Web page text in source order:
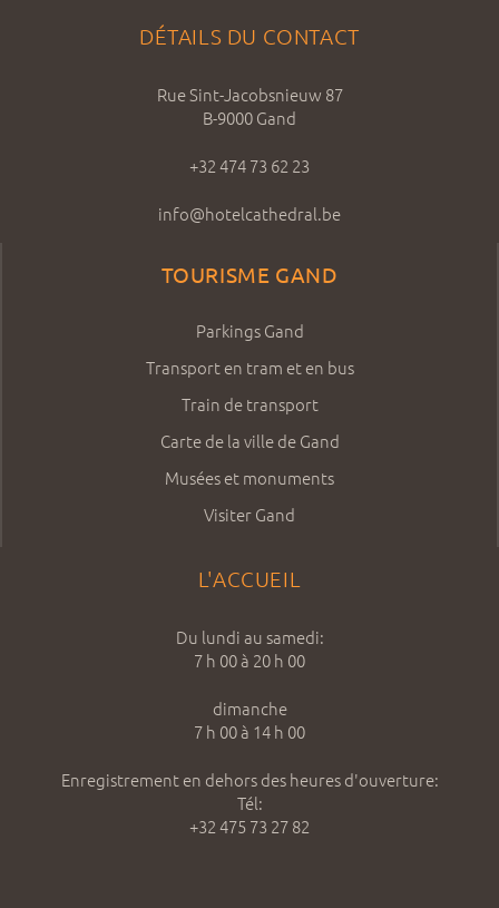
DÉTAILS DU CONTACT
Rue Sint-Jacobsnieuw 87
B-9000 Gand
+32 474 73 62 23
info@hotelcathedral.be
TOURISME GAND
Parkings Gand
Transport en tram et en bus
Train de transport
Carte de la ville de Gand
Musées et monuments
Visiter Gand
L'ACCUEIL
Du lundi au samedi:
7 h 00 à 20 h 00
dimanche
7 h 00 à 14 h 00
Enregistrement en dehors des heures d'ouverture:
Tél:
+32 475 73 27 82